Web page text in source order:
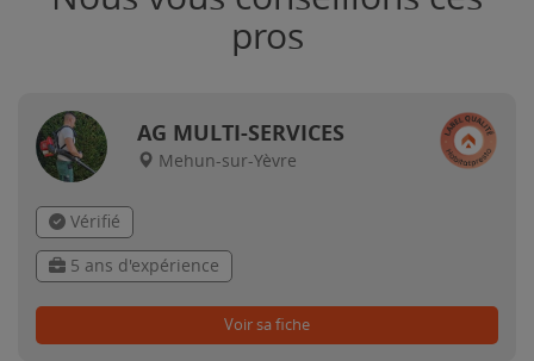
pros
AG MULTI-SERVICES
Mehun-sur-Yèvre
Vérifié
5 ans d'expérience
Voir sa fiche